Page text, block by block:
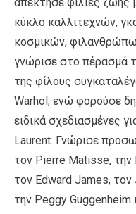
κύκλο καλλιτεχνών,
κοσμικών,
γνώρισε στο πέρασμά
της φίλους
Warhol, ενώ φορούσε
ειδικά σχεδιασμένες
Laurent. Γνώρισε
τον Pierre Matisse, την
τον Edward James, τον
την Peggy Guggenheim